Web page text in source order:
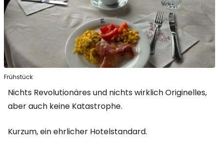
Frühstück
Nichts Revolutionäres und nichts wirklich Originelles,
aber auch keine Katastrophe.
Kurzum, ein ehrlicher Hotelstandard.